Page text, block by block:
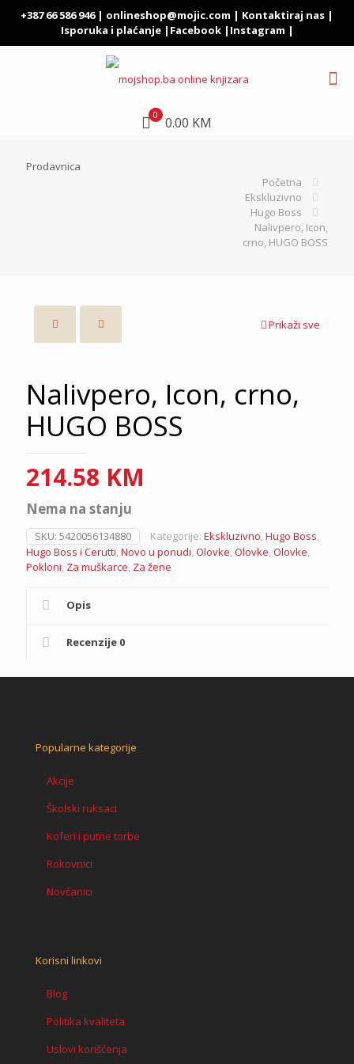
+387 66 586 946 | onlineshop@mojic.com | Kontaktiraj nas |
Isporuka i plaćanje| Facebook| Instagram |
0 0.00 KM
Prodavnica
Početna
Ekskluzivno
Hugo Boss
Nalivpero, Icon,
crno, HUGO BOSS
Prikaži sve
Nalivpero, Icon, crno,
HUGO BOSS
214.58 KM
Nema na stanju
SKU: 5420056134880 Kategorije: Ekskluzivno Hugo Boss
Hugo Boss i Cerutti Novo u ponudi Olovke Olovke Olovke
Pokloni Za muškarce Za žene
Opis
Recenzije 0
Popularne kategorije
Akcije
Školski ruksaci
Koferi i putne torbe
Rokovnici
Novčanici
Korisni linkovi
Blog
Politika kvaliteta
Uslovi korišćenja